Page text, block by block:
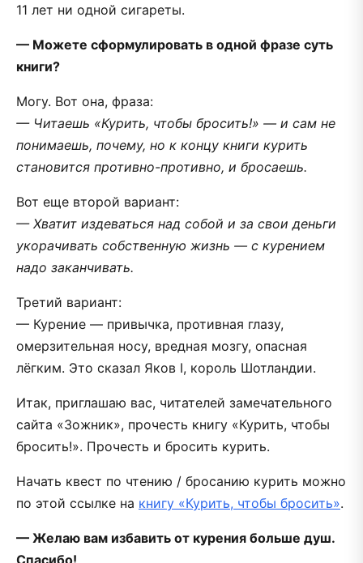
11 лет ни одной сигареты.
— Можете сформулировать в одной фразе суть
книги?
Могу. Вот она, фраза:
— Читаешь «Курить, чтобы бросить!» — и сам не
понимаешь, почему, но к концу книги курить
становится противно-противно, и бросаешь.
Вот еще второй вариант:
— Хватит издеваться над собой и за свои деньги
укорачивать собственную жизнь — с курением
надо заканчивать.
Третий вариант:
— Курение — привычка, противная глазу,
омерзительная носу, вредная мозгу, опасная
лёгким. Это сказал Яков I, король Шотландии.
Итак, приглашаю вас, читателей замечательного
сайта «Зожник», прочесть книгу «Курить, чтобы
бросить!». Прочесть и бросить курить.
Начать квест по чтению / бросанию курить можно
по этой ссылке на книгу «Курить, чтобы бросить».
— Желаю вам избавить от курения больше душ.
Спасибо!